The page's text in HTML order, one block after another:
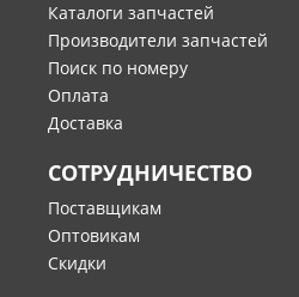
Каталоги запчастей
Производители запчастей
Поиск по номеру
Оплата
Доставка
СОТРУДНИЧЕСТВО
Поставщикам
Оптовикам
Скидки